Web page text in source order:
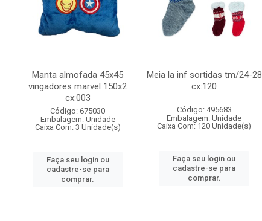
Manta almofada 45x45
vingadores marvel 150x2
cx:003
Código: 675030
Embalagem: Unidade
Caixa Com: 3 Unidade(s)
Faça seu login ou
cadastre-se para
comprar.
Meia la inf sortidas tm/24-28
cx:120
Código: 495683
Embalagem: Unidade
Caixa Com: 120 Unidade(s)
Faça seu login ou
cadastre-se para
comprar.